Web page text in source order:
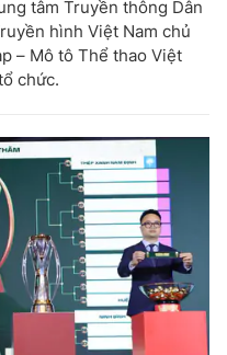
tâm Truyền thông Dân
hình Việt Nam chủ
– Mô tô Thể thao Việt
chức.